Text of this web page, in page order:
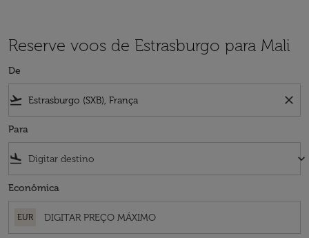
Reserve voos de Estrasburgo para Mali
De
flight_takeoff close
Para
flight_land keyboard_arrow_down
Econômica
EUR